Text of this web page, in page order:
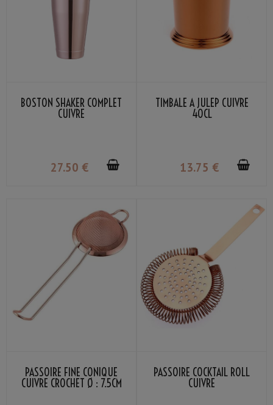
BOSTON SHAKER COMPLET
CUIVRE
27.50 €
TIMBALE À JULEP CUIVRE
40CL
13.75 €
PASSOIRE FINE CONIQUE
CUIVRE CROCHET Ø : 7.5CM
PASSOIRE COCKTAIL ROLL
CUIVRE